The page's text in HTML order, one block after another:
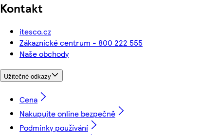
Kontakt
itesco.cz
Zákaznické centrum - 800 222 555
Naše obchody
Užitečné odkazy
Cena
Nakupujte online bezpečně
Podmínky používání